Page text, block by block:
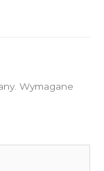
Wymagane